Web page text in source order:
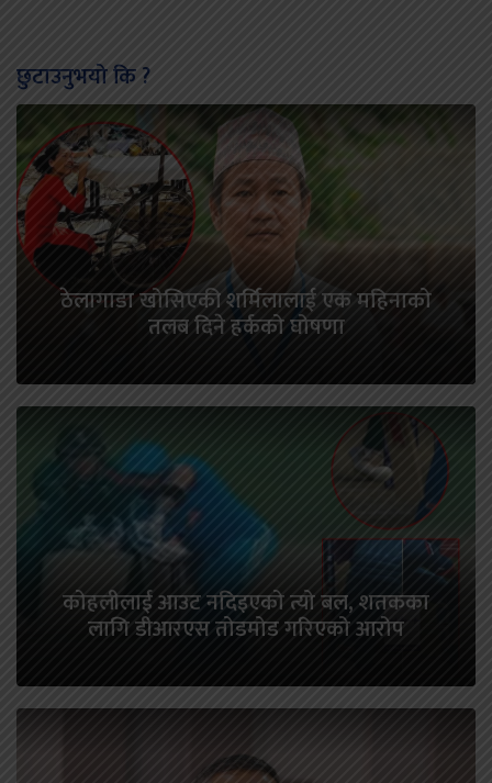
छुटाउनुभयो कि ?
ठेलागाडा खोसिएकी शर्मिलालाई एक महिनाको
तलब दिने हर्कको घोषणा
कोहलीलाई आउट नदिइएको त्यो बल, शतकका
लागि डीआरएस तोडमोड गरिएको आरोप